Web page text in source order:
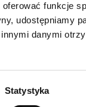
funkcje
udostępniamy
danymi
Statystyka